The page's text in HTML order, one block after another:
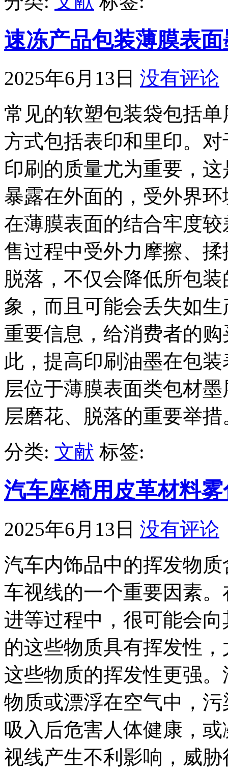
速冻产品包装薄膜表
2025年6月13日 没有评论
常见的软塑包装袋包括
方式包括表印和里印。
印刷的质量尤为重要，
暴露在外面的，受外界
在薄膜表面的结合牢度
售过程中受外力摩擦、
脱落，不仅会降低所包
象，而且可能会丢失如
重要信息，给消费者的
此，提高印刷油墨在包
层位于薄膜表面类包材
层磨花、脱落的重要举措
分类: 文献 标签:
汽车座椅用皮革材料
2025年6月13日 没有评论
汽车内饰品中的挥发物
车视线的一个重要因素
进等过程中，很可能会
的这些物质具有挥发性
这些物质的挥发性更强
物质或漂浮在空气中，
吸入后危害人体健康，
视线产生不利影响，威